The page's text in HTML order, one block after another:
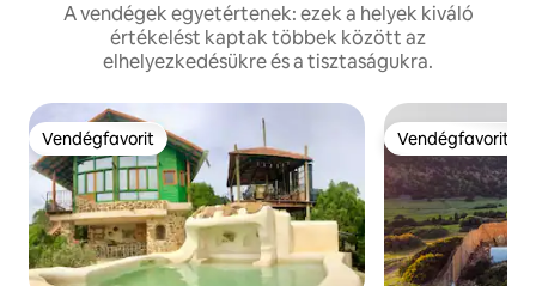
A vendégek egyetértenek: ezek a helyek kiváló
értékelést kaptak többek között az
elhelyezkedésükre és a tisztaságukra.
Vendégfavorit
Vendégfavorit Vendégfavorit
Vendégfavorit